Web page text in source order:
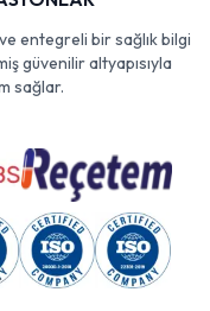
entegreli bir sağlık bilgi
güvenilir altyapısıyla
sağlar.